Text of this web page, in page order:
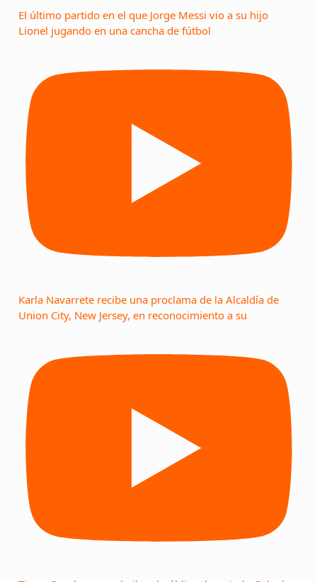
El último partido en el que Jorge Messi vio a su hijo
Lionel jugando en una cancha de fútbol
Karla Navarrete recibe una proclama de la Alcaldía de
Union City, New Jersey, en reconocimiento a su